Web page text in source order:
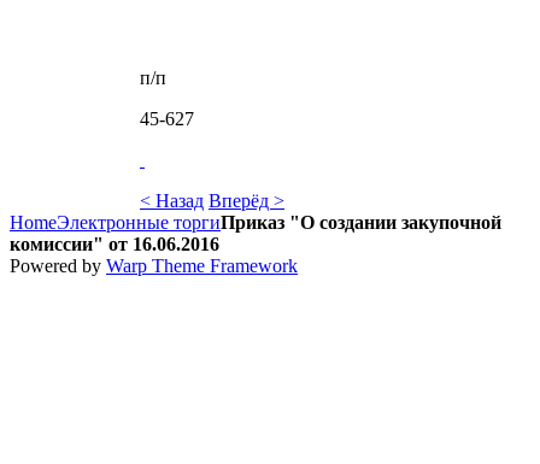
п/п
45-627
< Назад Вперёд >
HomeЭлектронные торгиПриказ "О создании закупочной
комиссии" от 16.06.2016
Powered by Warp Theme Framework